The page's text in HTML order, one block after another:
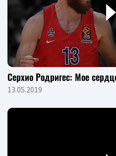
Серхио Родригес: Мое
13.05.2019